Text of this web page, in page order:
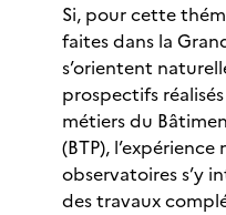
Si, pour cette
faites dans la
s’orientent
prospectifs
métiers du
(BTP),
observatoires s’y
des travaux